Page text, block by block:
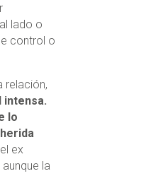
lado o
control o
relación,
intensa.
lo
ex
la